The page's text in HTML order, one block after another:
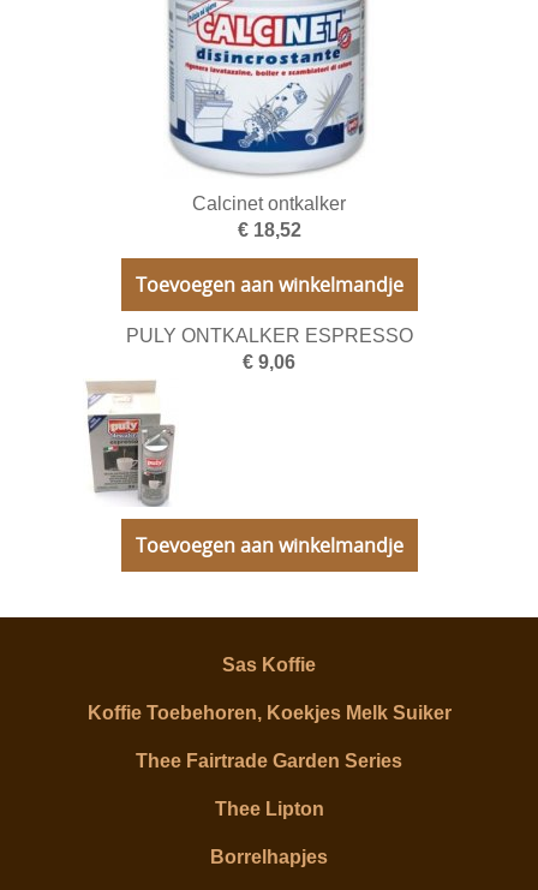
Sas Koffie
Koffie Toebehoren, Koekjes Melk Suiker
Thee Fairtrade Garden Series
Thee Lipton
Borrelhapjes
Calcinet ontkalker
€ 18,52
Toevoegen aan winkelmandje
PULY ONTKALKER ESPRESSO
€ 9,06
Toevoegen aan winkelmandje